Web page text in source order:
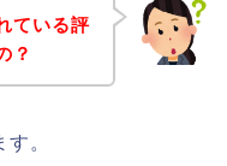
ている評
？
。